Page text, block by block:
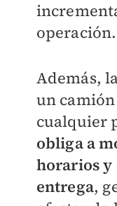
operación.
Además,
un
cualquier
obliga a
horarios y
entrega,